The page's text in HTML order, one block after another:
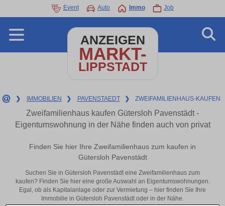
Event Auto Immo Job
ANZEIGEN
MARKT-
LIPPSTADT
❯ IMMOBILIEN ❯ PAVENSTAEDT ❯ ZWEIFAMILIENHAUS-KAUFEN
Zweifamilienhaus kaufen Gütersloh Pavenstädt -
Eigentumswohnung in der Nähe finden auch von privat
Finden Sie hier Ihre Zweifamilienhaus zum kaufen in
Gütersloh Pavenstädt
Suchen Sie in Gütersloh Pavenstädt eine Zweifamilienhaus zum
kaufen? Finden Sie hier eine große Auswahl an Eigentumswohnungen.
Egal, ob als Kapitalanlage oder zur Vermietung – hier finden Sie Ihre
Immobilie in Gütersloh Pavenstädt oder in der Nähe.